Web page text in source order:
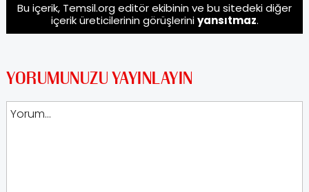
Bu içerik, Temsil.org editör ekibinin ve bu sitedeki diğer
içerik üreticilerinin görüşleriniyansıtmaz.
YORUMUNUZU YAYINLAYIN
Yorum